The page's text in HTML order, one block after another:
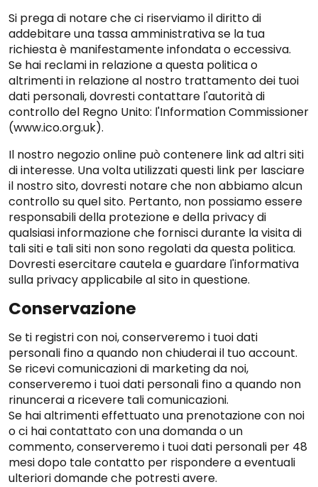
Si prega di notare che ci riserviamo il diritto di
addebitare una tassa amministrativa se la tua
richiesta è manifestamente infondata o eccessiva.
Se hai reclami in relazione a questa politica o
altrimenti in relazione al nostro trattamento dei tuoi
dati personali, dovresti contattare l'autorità di
controllo del Regno Unito: l'Information Commissioner
(www.ico.org.uk).
Il nostro negozio online può contenere link ad altri siti
di interesse. Una volta utilizzati questi link per lasciare
il nostro sito, dovresti notare che non abbiamo alcun
controllo su quel sito. Pertanto, non possiamo essere
responsabili della protezione e della privacy di
qualsiasi informazione che fornisci durante la visita di
tali siti e tali siti non sono regolati da questa politica.
Dovresti esercitare cautela e guardare l'informativa
sulla privacy applicabile al sito in questione.
Conservazione
Se ti registri con noi, conserveremo i tuoi dati
personali fino a quando non chiuderai il tuo account.
Se ricevi comunicazioni di marketing da noi,
conserveremo i tuoi dati personali fino a quando non
rinuncerai a ricevere tali comunicazioni.
Se hai altrimenti effettuato una prenotazione con noi
o ci hai contattato con una domanda o un
commento, conserveremo i tuoi dati personali per 48
mesi dopo tale contatto per rispondere a eventuali
ulteriori domande che potresti avere.